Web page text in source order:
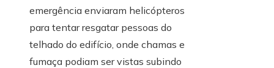
emergência enviaram helicópteros
para tentar resgatar pessoas do
telhado do edifício, onde chamas e
fumaça podiam ser vistas subindo